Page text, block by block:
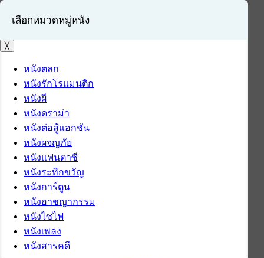
เข้าสู่ระบบ
สมัครสมาชิก
เลือกหมวดหมู่หนัง
╳
หนังตลก
หนังรักโรแมนติก
หนังผี
หนังดราม่า
หนังต่อสู้แอกชัน
หนังผจญภัย
หนังแฟนตาซี
หนังระทึกขวัญ
หนังการ์ตูน
หนังอาชญากรรม
หนังไซไฟ
หนังเพลง
หนังสารคดี